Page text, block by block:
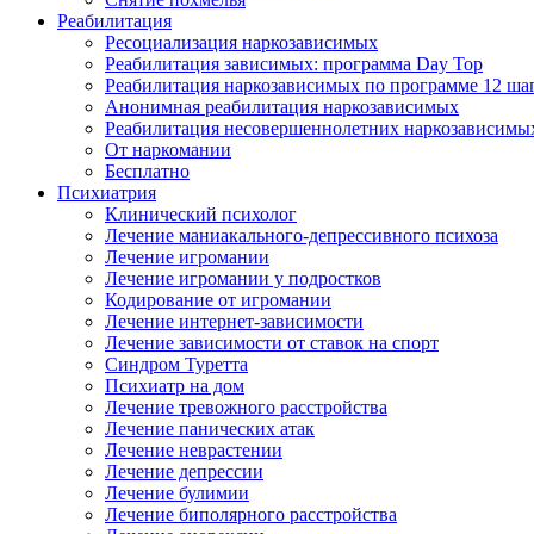
Реабилитация
Ресоциализация наркозависимых
Реабилитация зависимых: программа Day Top
Реабилитация наркозависимых по программе 12
Анонимная реабилитация наркозависимых
Реабилитация несовершеннолетних
От наркомании
Бесплатно
Психиатрия
Клинический психолог
Лечение маниакального-депрессивного психоза
Лечение игромании
Лечение игромании у подростков
Кодирование от игромании
Лечение интернет-зависимости
Лечение зависимости от ставок на спорт
Синдром Туретта
Психиатр на дом
Лечение тревожного расстройства
Лечение панических атак
Лечение неврастении
Лечение депрессии
Лечение булимии
Лечение биполярного расстройства